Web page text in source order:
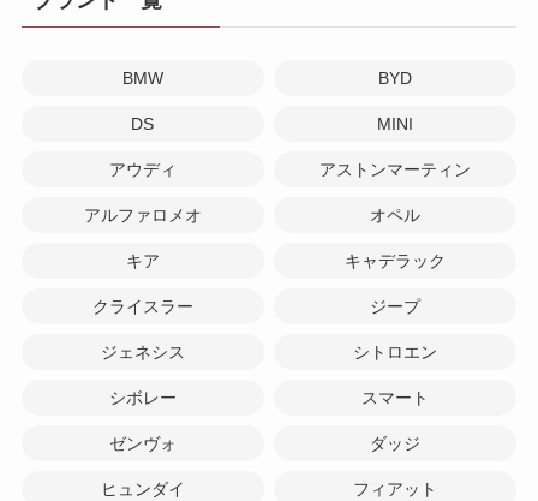
BMW BYD
DS MINI
アウディ アストンマーティン
アルファロメオ オペル
キア キャデラック
クライスラー ジープ
ジェネシス シトロエン
シボレー スマート
ゼンヴォ ダッジ
ヒュンダイ フィアット